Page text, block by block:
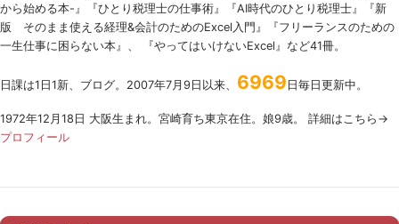
から始める本-』『ひとり税理士の仕事術』『AI時代のひとり税理士』『新
版 そのまま使える経理&会計のためのExcel入門』『フリーランスのための
一生仕事に困らない本』、 『やってはいけないExcel』など41冊。
日課は1日1新、ブログ。2007年7月9日以来、 6969 日毎日更新中。
1972年12月18日 大阪生まれ。宮崎育ち東京在住。娘9歳。 詳細はこちら→
プロフィール